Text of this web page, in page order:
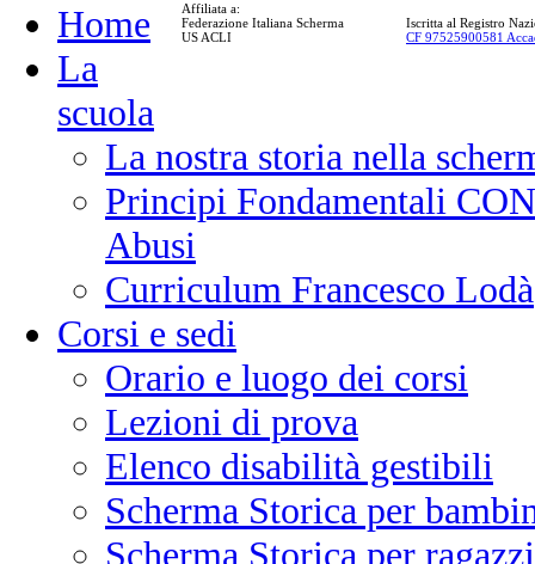
Affiliata a:
Federazione Italiana Scherma
US ACLI
Iscritta al Registro
CF 97525900581
Home
La
scuola
La nostra storia nella
Principi Fondamentali
Abusi
Curriculum Francesco Lodà
Corsi e sedi
Orario e luogo dei corsi
Lezioni di prova
Elenco disabilità gestibili
Scherma Storica per
Scherma Storica per ragazzi